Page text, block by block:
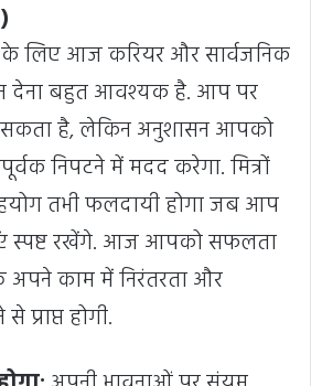
के लिए आज करियर और सार्वजनिक
देना बहुत आवश्यक है. आप पर
सकता है, लेकिन अनुशासन आपको
निपटने में मदद करेगा. मित्रों
तभी फलदायी होगा जब आप
स्पष्ट रखेंगे. आज आपको सफलता
अपने काम में निरंतरता और
प्राप्त होगी.